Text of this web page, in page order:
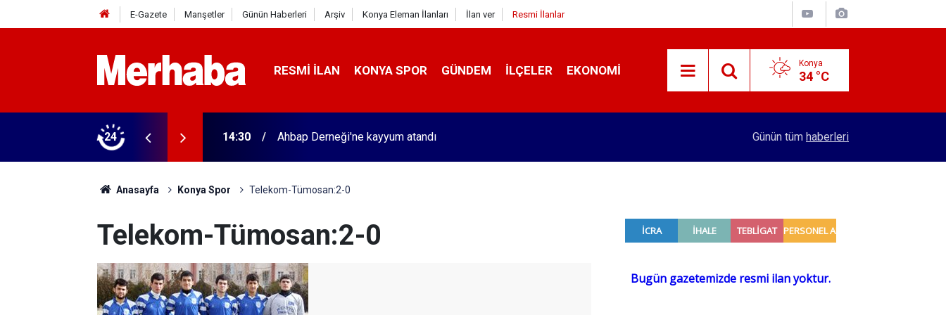
E-Gazete Manşetler Günün Haberleri Arşiv Konya Eleman İlanları İlan ver Resmi İlanlar
RESMI İLAN KONYA SPOR GÜNDEM İLÇELER EKONOMI Konya
34 °C
24
2 bin TIR bu şehirden yola çıkacak 14:30 Ahbap Derneği'ne kayyum atandı Küresel gıda fiyatlarında yükseliş
Günün tüm haberleri
Anasayfa Konya Spor Telekom-Tümosan:2-0
Telekom-Tümosan:2-0